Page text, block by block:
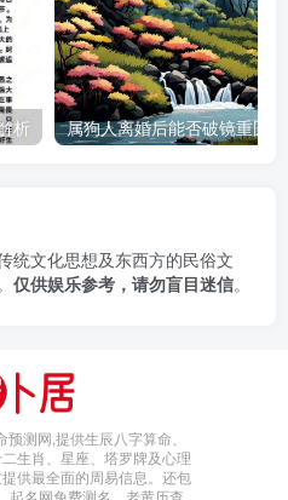
析
统文化思想及东西方的民俗文
仅供娱乐参考，请勿盲目迷信。
测网,提供生辰八字算命、
生肖、星座、塔罗牌及心理
供最全面的周易信息。还包
起名网免费测名，老黄历查